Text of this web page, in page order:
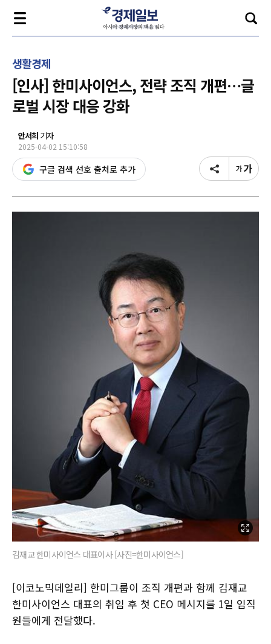
생활경제
[인사] 한미사이언스, 전략 조직 개편…글
로벌 시장 대응 강화
안서희 기자
2025-04-02 15:10:58
구글 검색 선호 출처로 추가
김재교 한미사이언스 대표이사 [사진=한미사이언스]
[이코노믹데일리] 한미그룹이 조직 개편과 함께 김재교
한미사이언스 대표의 취임 후 첫 CEO 메시지를 1일 임직
원들에게 전달했다.